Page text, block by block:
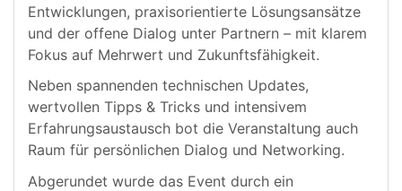
Entwicklungen, praxisorientierte Lösungsansätze
und der offene Dialog unter Partnern – mit klarem
Fokus auf Mehrwert und Zukunftsfähigkeit.
Neben spannenden technischen Updates,
wertvollen Tipps & Tricks und intensivem
Erfahrungsaustausch bot die Veranstaltung auch
Raum für persönlichen Dialog und Networking.
Abgerundet wurde das Event durch ein